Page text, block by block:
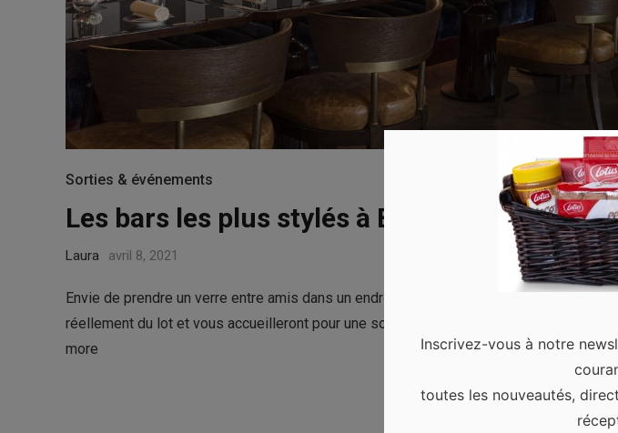
Sorties & événements
Les bars les plus stylés à Bruxelles 0
Laura avril 8, 2021
Envie de prendre un verre entre amis dans un endroit qui sort de l’ordinaire ? Certains
réellement du lot et vous accueilleront pour une soirée hors du commun. Choisissez
more
Inscrivez-vous à notre
toutes les nouveautés,